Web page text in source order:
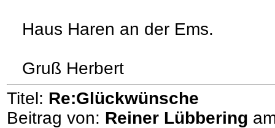
Haus Haren an der Ems.
Gruß Herbert
Titel: Re:Glückwünsche
Beitrag von: Reiner Lübbering